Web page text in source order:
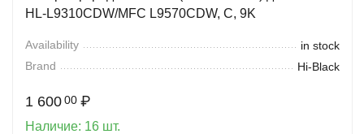
HL-L9310CDW/MFC L9570CDW, C, 9K
Availability
in stock
Brand
Hi-Black
1 600 00 ₽
Наличие: 16 шт.